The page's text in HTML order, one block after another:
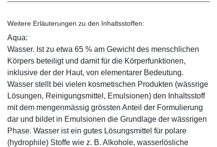
Weitere Erläuterungen zu den Inhaltsstoffen:
Aqua:
Wasser. Ist zu etwa 65 % am Gewicht des menschlichen
Körpers beteiligt und damit für die Körperfunktionen,
inklusive der der Haut, von elementarer Bedeutung.
Wasser stellt bei vielen kosmetischen Produkten (wässrige
Lösungen, Reinigungsmittel, Emulsionen) den Inhaltsstoff
mit dem mengenmässig grössten Anteil der Formulierung
dar und bildet in Emulsionen die Grundlage der wässrigen
Phase. Wasser ist ein gutes Lösungsmittel für polare
(hydrophile) Stoffe wie z. B. Alkohole, wasserlösliche